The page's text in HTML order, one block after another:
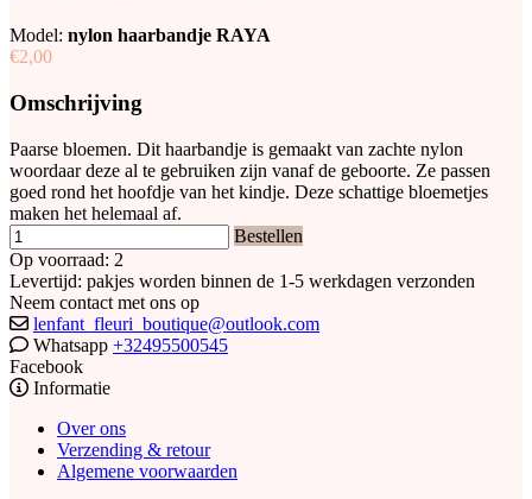
Model: nylon haarbandje RAYA
€2,00
Omschrijving
Paarse bloemen. Dit haarbandje is gemaakt van zachte nylon
woordaar deze al te gebruiken zijn vanaf de geboorte. Ze passen
goed rond het hoofdje van het kindje. Deze schattige bloemetjes
maken het helemaal af.
Bestellen
Op voorraad: 2
Levertijd: pakjes worden binnen de 1-5 werkdagen verzonden
Neem contact met ons op
lenfant_fleuri_boutique@outlook.com
Whatsapp +32495500545
Facebook
Informatie
Over ons
Verzending & retour
Algemene voorwaarden